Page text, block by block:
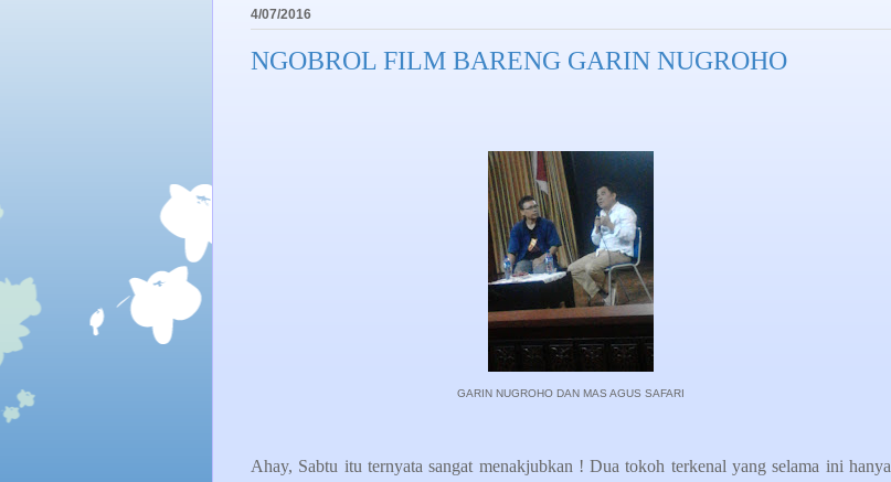
4/07/2016
NGOBROL FILM BARENG GARIN NUGROHO
GARIN NUGROHO DAN MAS AGUS SAFARI
Ahay, Sabtu itu ternyata sangat menakjubkan ! Dua tokoh terkenal yang selama ini hanya